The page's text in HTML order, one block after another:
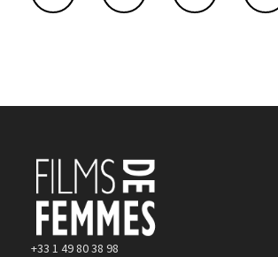
+33 1 49 80 38 98